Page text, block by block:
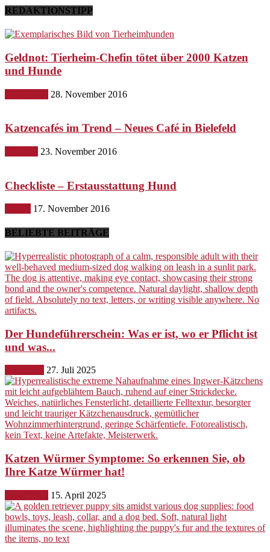
REDAKTIONSTIPP
Geldnot: Tierheim-Chefin tötet über 2000 Katzen
und Hunde
28. November 2016
Katzencafés im Trend – Neues Café in Bielefeld
23. November 2016
Checkliste – Erstausstattung Hund
17. November 2016
BELIEBTE BEITRÄGE
Der Hundeführerschein: Was er ist, wo er Pflicht ist
und was...
27. Juli 2025
Katzen Würmer Symptome: So erkennen Sie, ob
Ihre Katze Würmer hat!
15. April 2025